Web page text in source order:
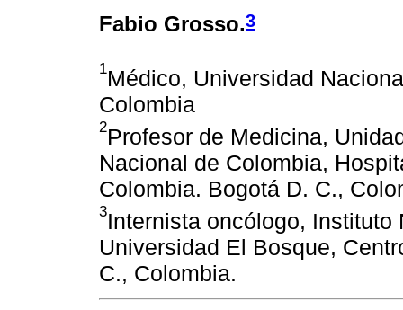
Fabio Grosso.3
1Médico, Universidad
Colombia
2Profesor de Medicina,
Nacional de Colombia,
Colombia. Bogotá D. C.,
3Internista oncólogo,
Universidad El Bosque,
C., Colombia.